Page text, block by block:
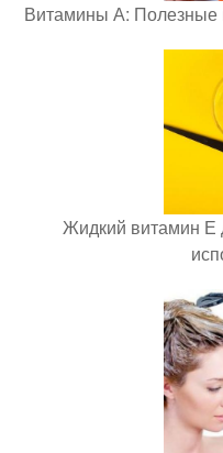
Витамины А: Полезные
Жидкий витамин Е